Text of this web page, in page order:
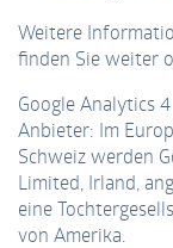
Weitere
finden Sie weiter
Google Analytics 4
Anbieter: Im
Schweiz werden
Limited, Irland,
eine
von Amerika.